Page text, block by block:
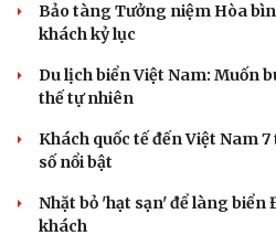
Bảo tàng Tưởng niệm Hòa
khách kỷ lục
Du lịch biển Việt Nam: Muốn
thế tự nhiên
Khách quốc tế đến Việt Nam
số nổi bật
Nhặt bỏ 'hạt sạn' để làng biển
khách